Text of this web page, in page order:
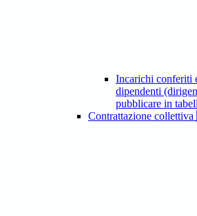
Incarichi conferiti
dipendenti
pubblicare in
Contrattazione collettiva